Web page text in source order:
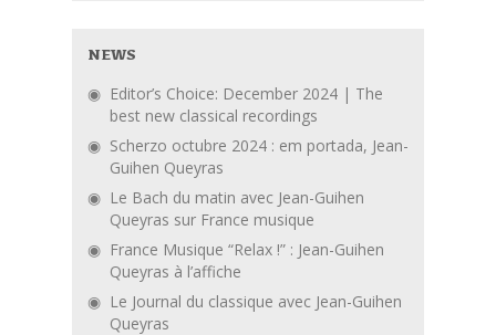
NEWS
Editor’s Choice: December 2024 | The
best new classical recordings
Scherzo octubre 2024 : em portada, Jean-
Guihen Queyras
Le Bach du matin avec Jean-Guihen
Queyras sur France musique
France Musique “Relax !” : Jean-Guihen
Queyras à l’affiche
Le Journal du classique avec Jean-Guihen
Queyras